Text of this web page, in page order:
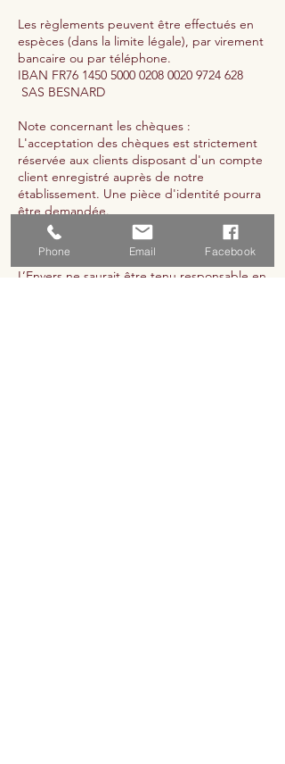
Les règlements peuvent être effectués en
espèces (dans la limite légale), par virement
bancaire ou par téléphone.
IBAN FR76 1450 5000 0208 0020 9724 628
SAS BESNARD
Note concernant les chèques :
L'acceptation des chèques est strictement
réservée aux clients disposant d'un compte
client enregistré auprès de notre
établissement. Une pièce d'identité pourra
être demandée.
6. Responsabilité
L’Envers ne saurait être tenu responsable en
Phone Email Facebook